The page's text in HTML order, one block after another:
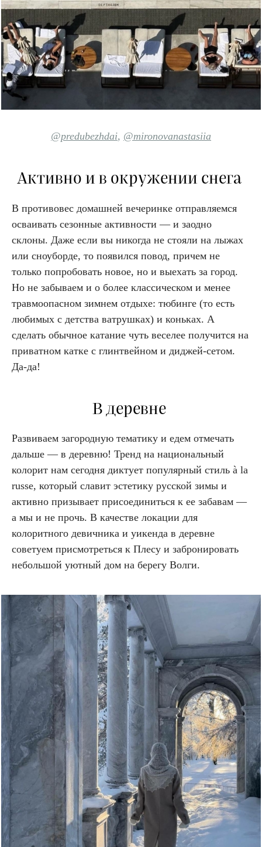
@predubezhdai, @mironovanastasiia
Активно и в окружении снега
В противовес домашней вечеринке отправляемся
осваивать сезонные активности — и заодно
склоны. Даже если вы никогда не стояли на лыжах
или сноуборде, то появился повод, причем не
только попробовать новое, но и выехать за город.
Но не забываем и о более классическом и менее
травмоопасном зимнем отдыхе: тюбинге (то есть
любимых с детства ватрушках) и коньках. А
сделать обычное катание чуть веселее получится на
приватном катке с глинтвейном и диджей-сетом.
Да-да!
В деревне
Развиваем загородную тематику и едем отмечать
дальше — в деревню! Тренд на национальный
колорит нам сегодня диктует популярный стиль à la
russe, который славит эстетику русской зимы и
активно призывает присоединиться к ее забавам —
а мы и не прочь. В качестве локации для
колоритного девичника и уикенда в деревне
советуем присмотреться к Плесу и забронировать
небольшой уютный дом на берегу Волги.